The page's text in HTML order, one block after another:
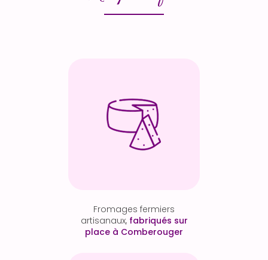
Fromages fermiers
artisanaux, fabriqués sur
place à Comberouger